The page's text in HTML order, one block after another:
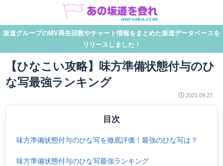
坂道グループのMV再生回数やチャート情報をまとめた坂道データベースを
リリースしました！
【ひなこい攻略】味方準備状態付与のひ
な写最強ランキング
2021.09.27
目次
味方準備状態付与のひな写を徹底評価！最強のひな写は？
味方準備状態付与のひな写最強ランキング